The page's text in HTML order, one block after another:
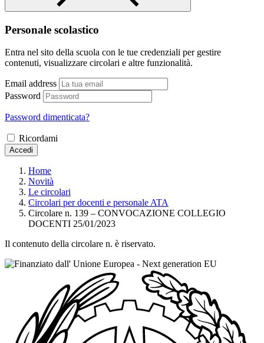
Personale scolastico
Entra nel sito della scuola con le tue credenziali per gestire
contenuti, visualizzare circolari e altre funzionalità.
Email address
Password
Password dimenticata?
Ricordami
Accedi
Home
Novità
Le circolari
Circolari per docenti e personale ATA
Circolare n. 139 – CONVOCAZIONE COLLEGIO
DOCENTI 25/01/2023
Il contenuto della circolare n. è riservato.